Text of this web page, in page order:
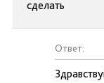
сделать
Ответ: